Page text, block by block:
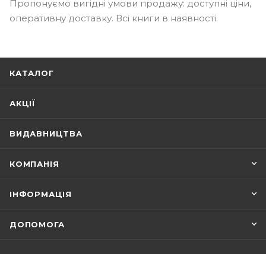
Пропонуємо вигідні умови продажу: доступні ціни,
оперативну доставку. Всі книги в наявності.
КАТАЛОГ
АКЦІЇ
ВИДАВНИЦТВА
КОМПАНІЯ
ІНФОРМАЦІЯ
ДОПОМОГА